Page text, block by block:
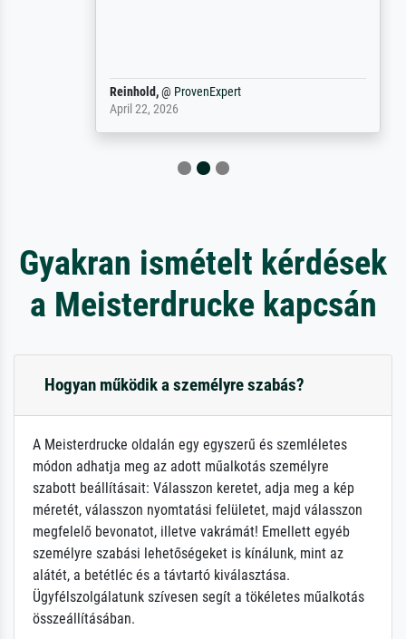
Reinhold,@ProvenExpert
April 22, 2026
Gyakran ismételt kérdések
a Meisterdrucke kapcsán
Hogyan működik a személyre szabás?
A Meisterdrucke oldalán egy egyszerű és szemléletes
módon adhatja meg az adott műalkotás személyre
szabott beállításait: Válasszon keretet, adja meg a kép
méretét, válasszon nyomtatási felületet, majd válasszon
megfelelő bevonatot, illetve vakrámát! Emellett egyéb
személyre szabási lehetőségeket is kínálunk, mint az
alátét, a betétléc és a távtartó kiválasztása.
Ügyfélszolgálatunk szívesen segít a tökéletes műalkotás
összeállításában.